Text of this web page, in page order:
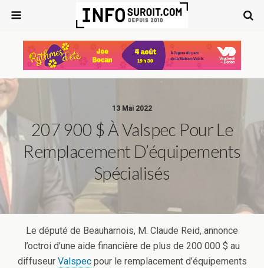
13 Mai 2022
207 900 $ À Valspec Pour Le
Remplacement D’équipements
Spécialisés
Le député de Beauharnois, M. Claude Reid, annonce
l’octroi d’une aide financière de plus de 200 000 $ au
diffuseur Valspecpour le remplacement d’équipements